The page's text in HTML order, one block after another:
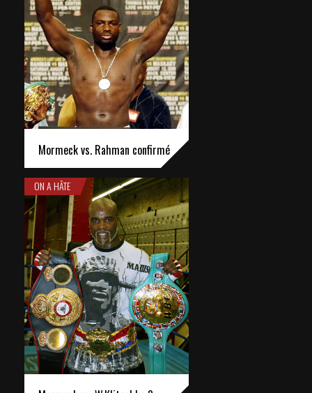
Mormeck vs. Rahman confirmé
ON A HÂTE